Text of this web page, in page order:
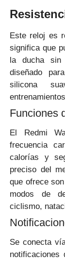
Este reloj es
significa que
la ducha sin
diseñado
silicona
Funciones
El Redmi
frecuencia
calorías y
preciso del
que ofrece
modos de
ciclismo,
Se conecta
notificaciones